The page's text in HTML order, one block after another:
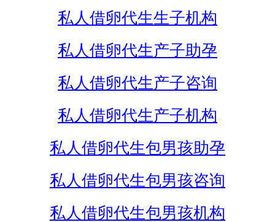
私人借卵代生生子机构
私人借卵代生产子助孕
私人借卵代生产子咨询
私人借卵代生产子机构
私人借卵代生包男孩助孕
私人借卵代生包男孩咨询
私人借卵代生包男孩机构